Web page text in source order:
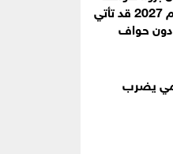
أبل الرائدة لعام 2027 قد تأتي
حواف
يضرب